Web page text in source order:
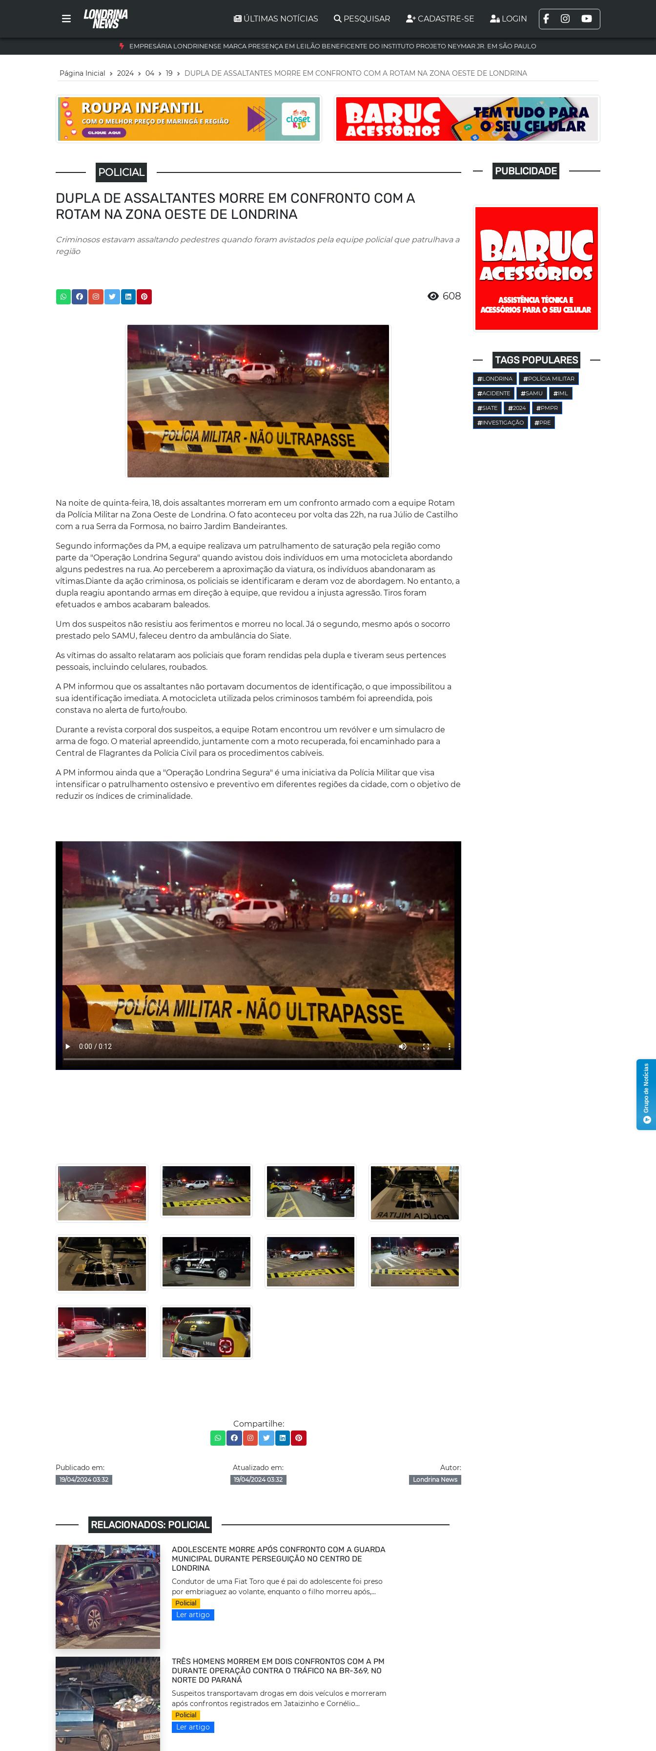
ÚLTIMAS NOTÍCIAS PESQUISAR CADASTRE-SE LOGIN
EMPRESÁRIA LONDRINENSE MARCA PRESENÇA EM LEILÃO BENEFICENTE DO INSTITUTO PROJETO NEYMAR JR. EM SÃO PAULO
Página Inicial 2024 04 19 DUPLA DE ASSALTANTES MORRE EM CONFRONTO COM A ROTAM NA ZONA OESTE DE LONDRINA
POLICIAL
DUPLA DE ASSALTANTES MORRE EM CONFRONTO COM A
ROTAM NA ZONA OESTE DE LONDRINA
Criminosos estavam assaltando pedestres quando foram avistados pela equipe policial que patrulhava a
região
608
Na noite de quinta-feira, 18, dois assaltantes morreram em um confronto armado com a equipe Rotam
da Polícia Militar na Zona Oeste de Londrina. O fato aconteceu por volta das 22h, na rua Júlio de Castilho
com a rua Serra da Formosa, no bairro Jardim Bandeirantes.
Segundo informações da PM, a equipe realizava um patrulhamento de saturação pela região como
parte da "Operação Londrina Segura" quando avistou dois indivíduos em uma motocicleta abordando
alguns pedestres na rua. Ao perceberem a aproximação da viatura, os indivíduos abandonaram as
vítimas.Diante da ação criminosa, os policiais se identificaram e deram voz de abordagem. No entanto, a
dupla reagiu apontando armas em direção à equipe, que revidou a injusta agressão. Tiros foram
efetuados e ambos acabaram baleados.
Um dos suspeitos não resistiu aos ferimentos e morreu no local. Já o segundo, mesmo após o socorro
prestado pelo SAMU, faleceu dentro da ambulância do Siate.
As vítimas do assalto relataram aos policiais que foram rendidas pela dupla e tiveram seus pertences
pessoais, incluindo celulares, roubados.
A PM informou que os assaltantes não portavam documentos de identificação, o que impossibilitou a
sua identificação imediata. A motocicleta utilizada pelos criminosos também foi apreendida, pois
constava no alerta de furto/roubo.
Durante a revista corporal dos suspeitos, a equipe Rotam encontrou um revólver e um simulacro de
arma de fogo. O material apreendido, juntamente com a moto recuperada, foi encaminhado para a
Central de Flagrantes da Polícia Civil para os procedimentos cabíveis.
A PM informou ainda que a "Operação Londrina Segura" é uma iniciativa da Polícia Militar que visa
intensificar o patrulhamento ostensivo e preventivo em diferentes regiões da cidade, com o objetivo de
reduzir os índices de criminalidade.
Compartilhe:
Publicado em:
19/04/2024 03:32
Atualizado em:
19/04/2024 03:32
Autor:
Londrina News
RELACIONADOS: POLICIAL
ADOLESCENTE MORRE APÓS CONFRONTO COM A GUARDA
MUNICIPAL DURANTE PERSEGUIÇÃO NO CENTRO DE
LONDRINA
Condutor de uma Fiat Toro que é pai do adolescente foi preso
por embriaguez ao volante, enquanto o filho morreu após,...
Policial
Ler artigo
TRÊS HOMENS MORREM EM DOIS CONFRONTOS COM A PM
DURANTE OPERAÇÃO CONTRA O TRÁFICO NA BR-369, NO
NORTE DO PARANÁ
Suspeitos transportavam drogas em dois veículos e morreram
após confrontos registrados em Jataizinho e Cornélio...
Policial
Ler artigo
PUBLICIDADE
TAGS POPULARES
LONDRINA POLÍCIA MILITAR
ACIDENTE SAMU IML
SIATE 2024 PMPR
INVESTIGAÇÃO PRE
Grupo de Notícias